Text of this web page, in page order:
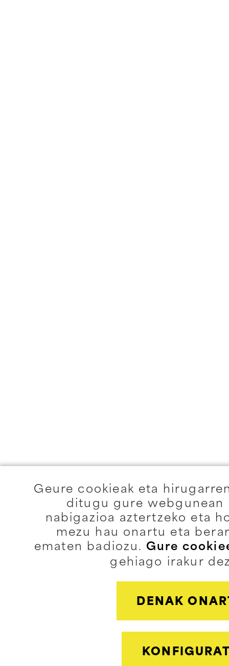
Geure cookieak eta
ditugu gure webgunean
nabigazioa aztertzeko eta
mezu hau onartu eta
ematen badiozu. Gure
gehiago irakur